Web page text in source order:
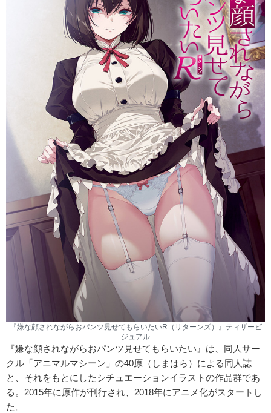
『嫌な顔されながらおパンツ見せてもらいたいR（リターンズ）』ティザービ
ジュアル
『嫌な顔されながらおパンツ見せてもらいたい』は、同人サー
クル「アニマルマシーン」の40原（しまはら）による同人誌
と、それをもとにしたシチュエーションイラストの作品群であ
る。2015年に原作が刊行され、2018年にアニメ化がスタートし
た。